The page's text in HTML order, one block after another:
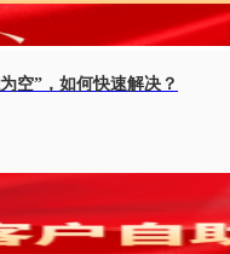
空”，如何快速解决？